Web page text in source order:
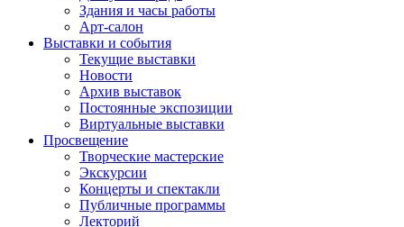
Здания и часы работы
Арт-салон
Выставки и события
Текущие выставки
Новости
Архив выставок
Постоянные экспозиции
Виртуальные выставки
Просвещение
Творческие мастерские
Экскурсии
Концерты и спектакли
Публичные программы
Лекторий